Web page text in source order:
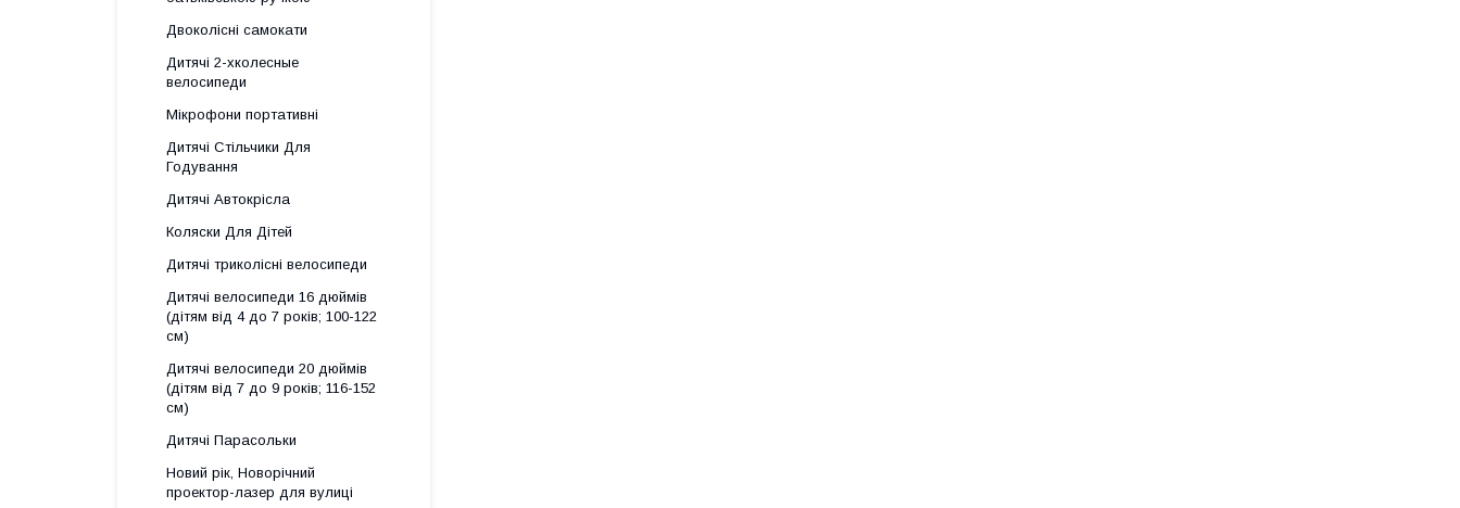
Двоколісні самокати
Дитячі 2-хколесные
велосипеди
Мікрофони портативні
Дитячі Стільчики Для
Годування
Дитячі Автокрісла
Коляски Для Дітей
Дитячі триколісні велосипеди
Дитячі велосипеди 16 дюймів
(дітям від 4 до 7 років; 100-122
см)
Дитячі велосипеди 20 дюймів
(дітям від 7 до 9 років; 116-152
см)
Дитячі Парасольки
Новий рік, Новорічний
проектор-лазер для вулиці